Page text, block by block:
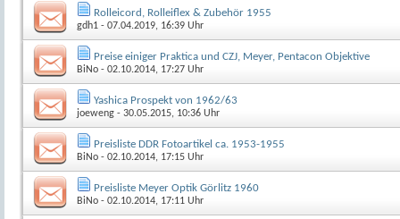
Rolleicord, Rolleiflex & Zubehör 1955
gdh1 - 07.04.2019, 16:39 Uhr
Preise einiger Praktica und CZJ, Meyer, Pentacon Objektive
BiNo - 02.10.2014, 17:27 Uhr
Yashica Prospekt von 1962/63
joeweng - 30.05.2015, 10:36 Uhr
Preisliste DDR Fotoartikel ca. 1953-1955
BiNo - 02.10.2014, 17:15 Uhr
Preisliste Meyer Optik Görlitz 1960
BiNo - 02.10.2014, 17:11 Uhr